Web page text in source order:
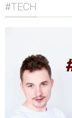
#TECH